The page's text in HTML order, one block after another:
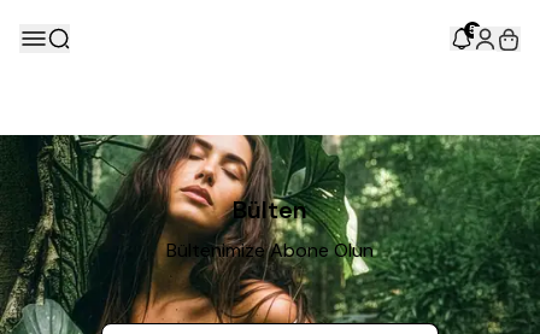
5
Bülten
Bültenimize Abone Olun